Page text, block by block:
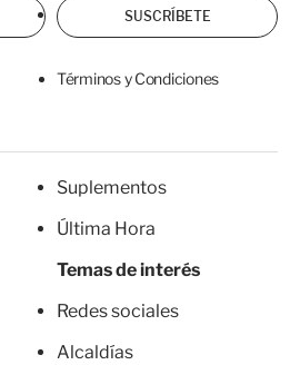
SUSCRÍBETE
Términos y Condiciones
Suplementos
Última Hora
Temas de interés
Redes sociales
Alcaldías